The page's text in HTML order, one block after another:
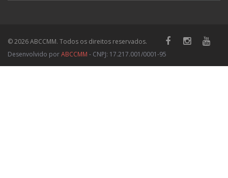
© 2026 ABCCMM. Todos os direitos reservados.
Desenvolvido porABCCMM - CNPJ: 17.217.001/0001-95